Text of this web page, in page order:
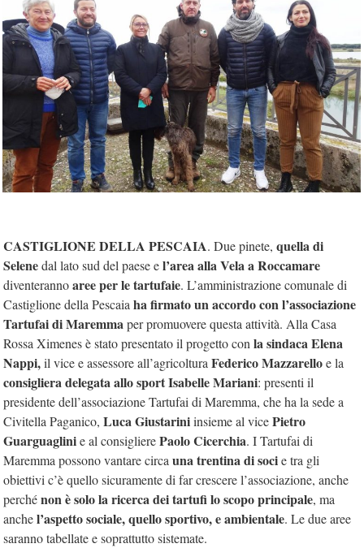
CASTIGLIONE DELLA PESCAIA. Due pinete, quella di
Selenedal lato sud del paese el’area alla Vela a Roccamare
diventerannoaree per le tartufaie. L’amministrazione comunale di
Castiglione della Pescaiaha firmato un accordo con l’associazione
Tartufai di Maremmaper promuovere questa attività. Alla Casa
Rossa Ximenes è stato presentato il progetto conla sindaca Elena
Nappi,il vice e assessore all’agricolturaFederico Mazzarelloe la
consigliera delegata allo sport Isabelle Mariani: presenti il
presidente dell’associazione Tartufai di Maremma, che ha la sede a
Civitella Paganico, Luca Giustariniinsieme al vicePietro
Guarguaglinie al consiglierePaolo Cicerchia. I Tartufai di
Maremma possono vantare circauna trentina di socie tra gli
obiettivi c’è quello sicuramente di far crescere l’associazione, anche
perchénon è solo la ricerca dei tartufi lo scopo principale, ma
anchel’aspetto sociale, quello sportivo, e ambientale. Le due aree
saranno tabellate e soprattutto sistemate.